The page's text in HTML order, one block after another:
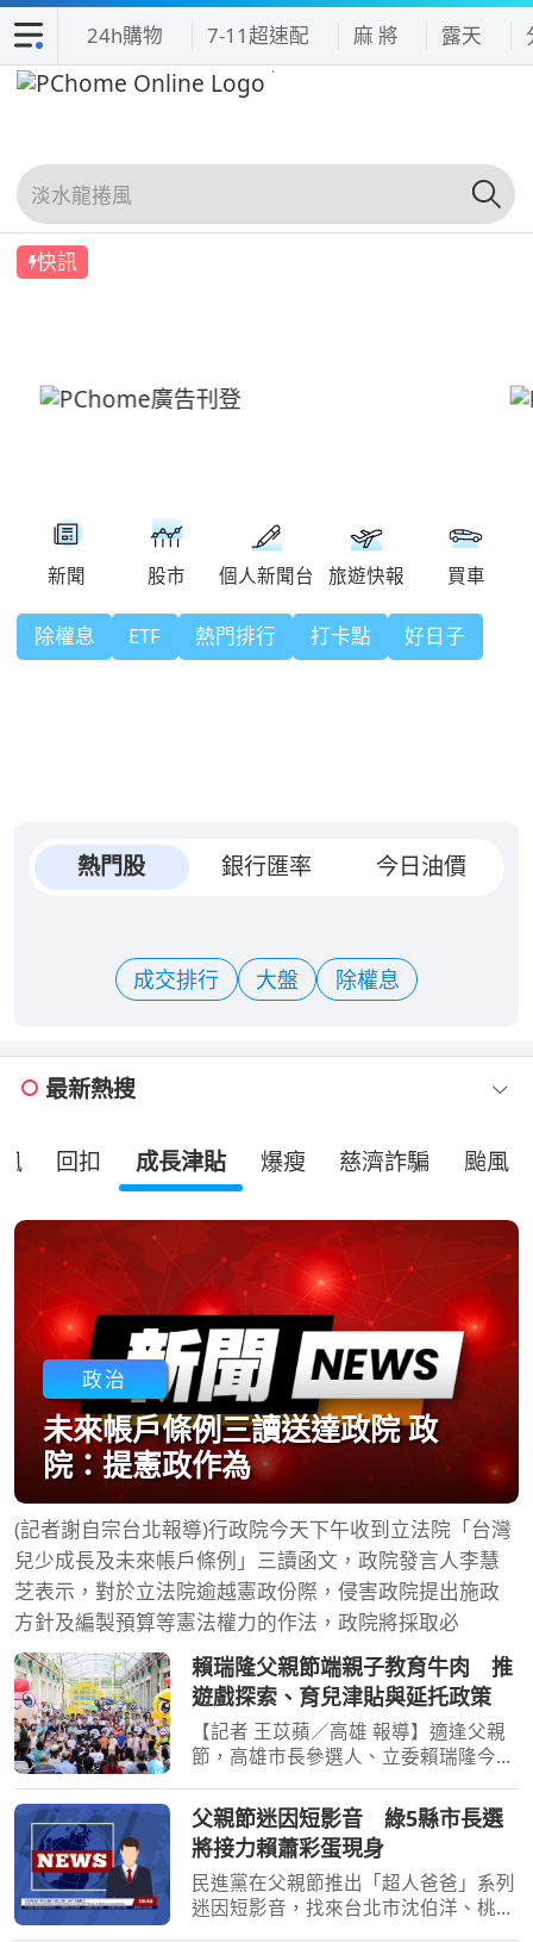
24h購物 7-11超速配 麻 將 露天
快訊
除權息 ETF 熱門排行 打卡點 好日子
熱門股 銀行匯率 今日油價
成交排行 大盤 除權息
最新熱搜
回扣 成長津貼 爆瘦 慈濟詐騙 颱風
政治
未來帳戶條例三讀送達政院 政
院：提憲政作為
(記者謝自宗台北報導)行政院今天下午收到立法院「台灣
兒少成長及未來帳戶條例」三讀函文，政院發言人李慧
芝表示，對於立法院逾越憲政份際，侵害政院提出施政
方針及編製預算等憲法權力的作法，政院將採取必
賴瑞隆父親節端親子教育牛肉 推
遊戲探索、育兒津貼與延托政策
【記者 王苡蘋／高雄 報導】適逢父親
節，高雄市長參選人、立委賴瑞隆今
禮，與大小朋友體驗園區設施，並向爸
爸及代父職者送上節日祝福。繼日前提
出「2030雙語之都」七大
父親節迷因短影音 綠5縣市長選
將接力賴蕭彩蛋現身
民進黨在父親節推出「超人爸爸」系列
迷因短影音，找來台北市沈伯洋、桃園